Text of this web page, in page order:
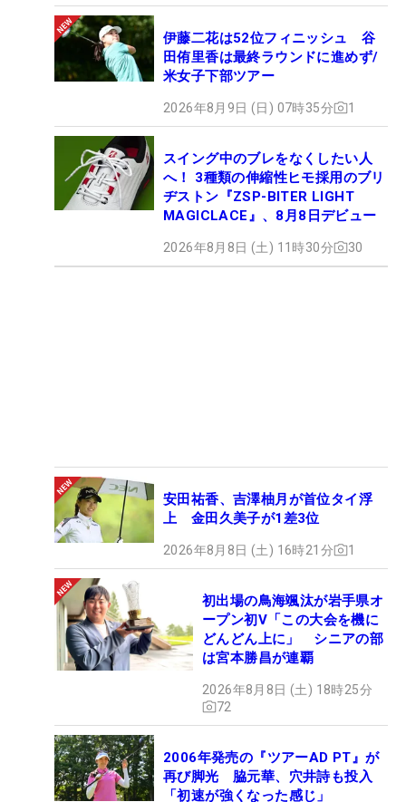
伊藤二花は52位フィニッシュ 谷
田侑里香は最終ラウンドに進めず/
米女子下部ツアー
2026年8月9日 (日) 07時35分 1
スイング中のブレをなくしたい人
へ！ 3種類の伸縮性ヒモ採用のブリ
ヂストン『ZSP-BITER LIGHT
MAGICLACE』、8月8日デビュー
2026年8月8日 (土) 11時30分 30
安田祐香、吉澤柚月が首位タイ浮
上 金田久美子が1差3位
2026年8月8日 (土) 16時21分 1
初出場の鳥海颯汰が岩手県オ
ープン初V「この大会を機に
どんどん上に」 シニアの部
は宮本勝昌が連覇
2026年8月8日 (土) 18時25分
72
2006年発売の『ツアーAD PT』が
再び脚光 脇元華、穴井詩も投入
「初速が強くなった感じ」